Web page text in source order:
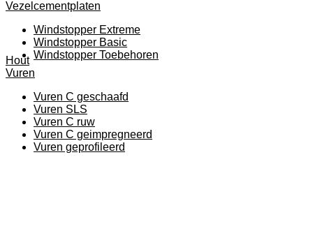
Vezelcementplaten
Windstopper Extreme
Windstopper Basic
Windstopper Toebehoren
Hout
Vuren
Vuren C geschaafd
Vuren SLS
Vuren C ruw
Vuren C geimpregneerd
Vuren geprofileerd